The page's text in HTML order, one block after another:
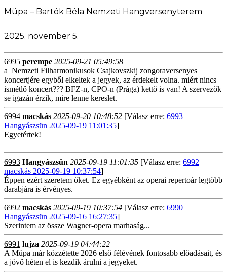
Müpa – Bartók Béla Nemzeti Hangversenyterem
2025. november 5.
6995 perempe 2025-09-21 05:49:58
a Nemzeti Filharmonikusok Csajkovszkij zongoraversenyes
koncertjére egyből elkeltek a jegyek, az érdekelt volna. miért nincs
ismétlő koncert??? BFZ-n, CPO-n (Prága) kettő is van! A szervezők
se igazán érzik, mire lenne kereslet.
6994 macskás 2025-09-20 10:48:52 [Válasz erre: 6993
Hangyászsün 2025-09-19 11:01:35]
Egyetértek!
6993 Hangyászsün 2025-09-19 11:01:35 [Válasz erre: 6992
macskás 2025-09-19 10:37:54]
Éppen ezért szeretem őket. Ez egyébként az operai repertoár legtöbb
darabjára is érvényes.
6992 macskás 2025-09-19 10:37:54 [Válasz erre: 6990
Hangyászsün 2025-09-16 16:27:35]
Szerintem az össze Wagner-opera marhaság...
6991 lujza 2025-09-19 04:44:22
A Müpa már közzétette 2026 első félévének fontosabb előadásait, és
a jövő héten el is kezdik árulni a jegyeket.